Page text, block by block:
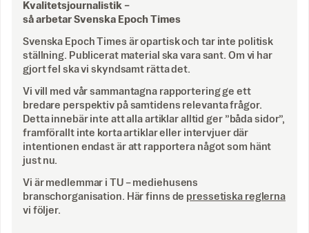
Kvalitetsjournalistik –
så arbetar Svenska Epoch Times
Svenska Epoch Times är opartisk och tar inte politisk
ställning. Publicerat material ska vara sant. Om vi har
gjort fel ska vi skyndsamt rätta det.
Vi vill med vår sammantagna rapportering ge ett
bredare perspektiv på samtidens relevanta frågor.
Detta innebär inte att alla artiklar alltid ger ”båda sidor”,
framförallt inte korta artiklar eller intervjuer där
intentionen endast är att rapportera något som hänt
just nu.
Vi är medlemmar i TU – mediehusens
branschorganisation. Här finns de pressetiska reglerna
vi följer.